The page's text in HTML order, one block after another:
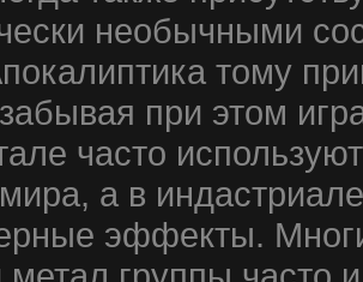
необычными
тому
при этом
часто
а в
эффекты.